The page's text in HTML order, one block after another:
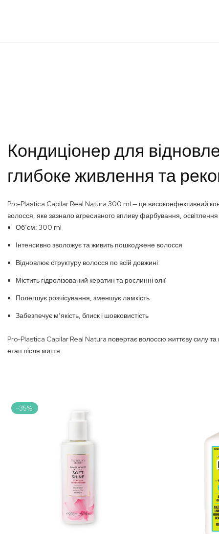
Кондиціонер для
глибоке живлення та
Pro-Plastica Capilar Real Natura 300 ml — це високоефективний
волосся, яке зазнало агресивного впливу фарбування,
Обʼєм: 300 ml
Інтенсивно зволожує та живить пошкоджене волосся
Відновлює структуру волосся по всій довжині
Містить гідролізований кератин та рослинні олії
Полегшує розчісування, зменшує ламкість
Забезпечує мʼякість, блиск і шовковистість
Pro-Plastica Capilar Real Natura повертає волоссю життєву силу
етап після миття.
-35%